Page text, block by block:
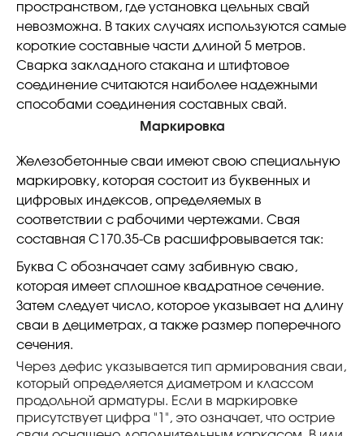
пространством, где установка цельных свай
невозможна. В таких случаях используются самые
короткие составные части длиной 5 метров.
Сварка закладного стакана и штифтовое
соединение считаются наиболее надежными
способами соединения составных свай.
Маркировка
Железобетонные сваи имеют свою специальную
маркировку, которая состоит из буквенных и
цифровых индексов, определяемых в
соответствии с рабочими чертежами. Свая
составная С170.35-Св расшифровывается так:
Буква С обозначает саму забивную сваю,
которая имеет сплошное квадратное сечение.
Затем следует число, которое указывает на длину
сваи в дециметрах, а также размер поперечного
сечения.
Через дефис указывается тип армирования сваи,
который определяется диаметром и классом
продольной арматуры. Если в маркировке
присутствует цифра "1", это означает, что острие